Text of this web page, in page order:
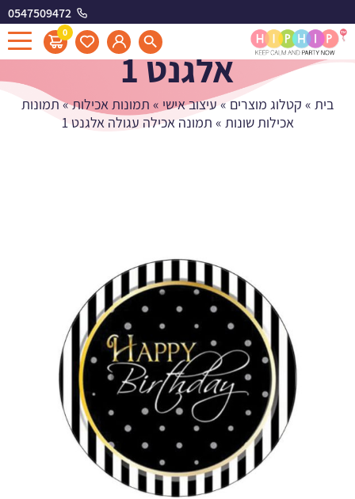
0547509472
0
תמונה אכילה עגולה
אלגנט 1
בית » קטלוג מוצרים » עיצוב אישי » תמונות אכילות»תמונות
אכילות שונות » תמונה אכילה עגולה אלגנט 1